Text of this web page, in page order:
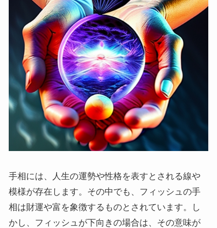
手相には、人生の運勢や性格を表すとされる線や
模様が存在します。その中でも、フィッシュの手
相は財運や富を象徴するものとされています。し
かし、フィッシュが下向きの場合は、その意味が